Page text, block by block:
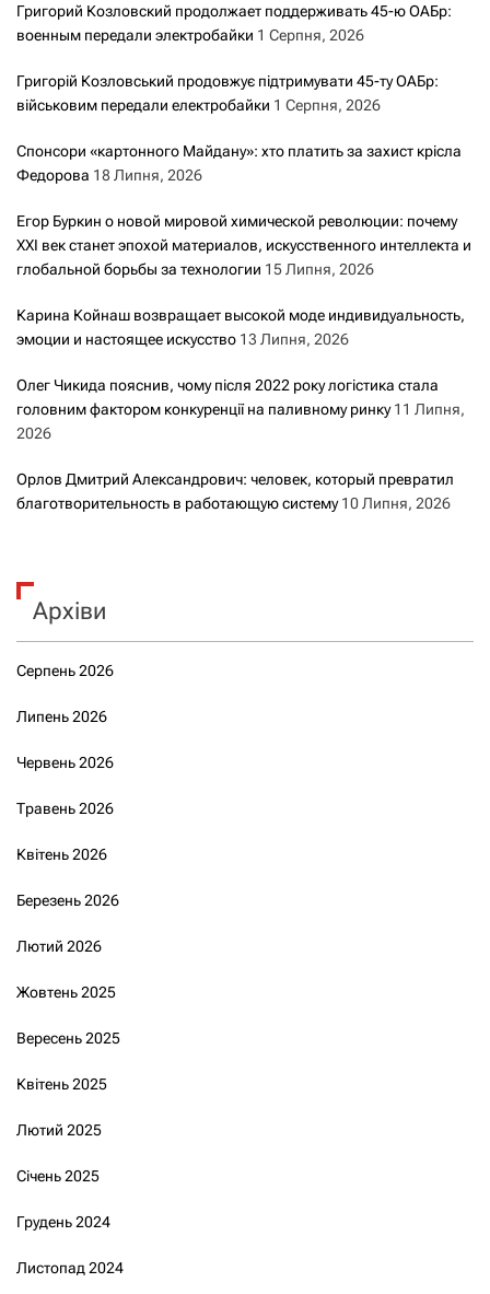
Григорий Козловский продолжает поддерживать 45-ю ОАБр:
военным передали электробайки 1 Серпня, 2026
Григорій Козловський продовжує підтримувати 45-ту ОАБр:
військовим передали електробайки 1 Серпня, 2026
Спонсори «картонного Майдану»: хто платить за захист крісла
Федорова 18 Липня, 2026
Егор Буркин о новой мировой химической революции: почему
XXI век станет эпохой материалов, искусственного интеллекта и
глобальной борьбы за технологии 15 Липня, 2026
Карина Койнаш возвращает высокой моде индивидуальность,
эмоции и настоящее искусство 13 Липня, 2026
Олег Чикида пояснив, чому після 2022 року логістика стала
головним фактором конкуренції на паливному ринку 11 Липня,
2026
Орлов Дмитрий Александрович: человек, который превратил
благотворительность в работающую систему 10 Липня, 2026
Архіви
Серпень 2026
Липень 2026
Червень 2026
Травень 2026
Квітень 2026
Березень 2026
Лютий 2026
Жовтень 2025
Вересень 2025
Квітень 2025
Лютий 2025
Січень 2025
Грудень 2024
Листопад 2024